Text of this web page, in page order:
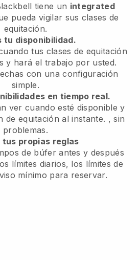
tiene un integrated
pueda vigilar sus clases de
equitación.
tu disponibilidad.
tus clases de equitación
y hará el trabajo por usted.
con una configuración
simple.
en tiempo real.
ver cuando esté disponibley
de equitación al instante. , sin
problemas.
tus propias reglas
de búfer antes y después
límites diarios, los límites de
mínimo para reservar.